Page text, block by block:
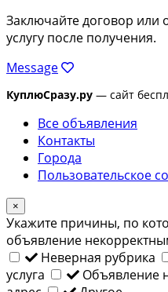
Заключайте договор или
услугу после получения.
Message
КуплюСразу.ру — сайт
Все объявления
Контакты
Города
Пользовательское
×
Укажите причины, по
объявление
Неверная рубрика
услуга
Объявление